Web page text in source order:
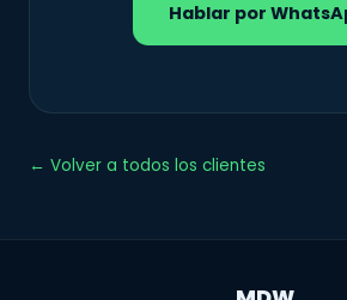
Hablar por
← Volver a todos los clientes